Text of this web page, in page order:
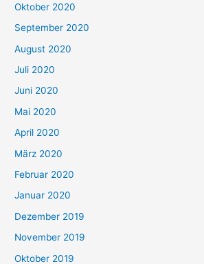
Oktober 2020
September 2020
August 2020
Juli 2020
Juni 2020
Mai 2020
April 2020
März 2020
Februar 2020
Januar 2020
Dezember 2019
November 2019
Oktober 2019